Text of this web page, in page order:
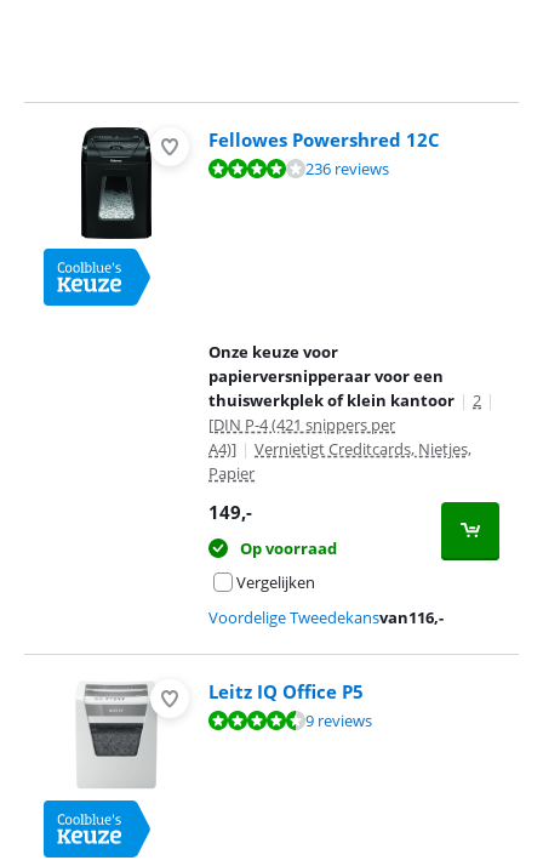
Fellowes Powershred 12C
Beoordeling is 8,1 van de 10, gebaseerd op 236 reviews.
236 reviews
Onze keuze voor
papierversnipperaar voor een
thuiswerkplek of klein kantoor | 2 |
[DIN P-4 (421 snippers per
A4)] | Vernietigt Creditcards, Nietjes,
Papier
149,-
Op voorraad
Vergelijken
Voordelige Tweedekansvan116,-
Leitz IQ Office P5
Beoordeling is 8,9 van de 10, gebaseerd op 9 reviews.
9 reviews